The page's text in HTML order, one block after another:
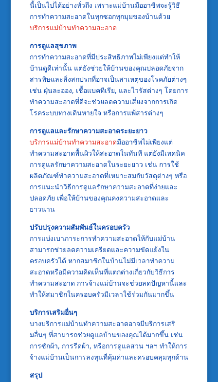
นี้เป็นไปได้อย่างทั่วถึง เพราะแม่บ้านมืออาชีพจะรู้วิธี
การทำความสะอาดในทุกซอกทุกมุมของบ้านด้วย
บริการแม่บ้านทำความสะอาด
การดูแลสุขภาพ
การทำความสะอาดที่มีประสิทธิภาพไม่เพียงแต่ทำให้
บ้านดูดีเท่านั้น แต่ยังช่วยให้บ้านของคุณปลอดภัยจาก
สารพิษและสิ่งสกปรกที่อาจเป็นสาเหตุของโรคภัยต่างๆ
เช่น ฝุ่นละออง, เชื้อแบคทีเรีย, และไวรัสต่างๆ โดยการ
ทำความสะอาดที่ดีจะช่วยลดความเสี่ยงจากการเกิด
โรคระบบทางเดินหายใจ หรือการแพ้สารต่างๆ
การดูแลและรักษาความสะอาดระยะยาว
บริการแม่บ้านทำความสะอาดมืออาชีพไม่เพียงแต่
ทำความสะอาดพื้นผิวให้สะอาดในทันที แต่ยังมีเทคนิค
การดูแลรักษาความสะอาดในระยะยาว เช่น การใช้
ผลิตภัณฑ์ทำความสะอาดที่เหมาะสมกับวัสดุต่างๆ หรือ
การแนะนำวิธีการดูแลรักษาความสะอาดที่ง่ายและ
ปลอดภัย เพื่อให้บ้านของคุณคงความสะอาดและ
ยาวนาน
ปรับปรุงความสัมพันธ์ในครอบครัว
การแบ่งเบาภาระการทำความสะอาดให้กับแม่บ้าน
สามารถช่วยลดความเครียดและความขัดแย้งใน
ครอบครัวได้ หากสมาชิกในบ้านไม่มีเวลาทำความ
สะอาดหรือมีความคิดเห็นที่แตกต่างเกี่ยวกับวิธีการ
ทำความสะอาด การจ้างแม่บ้านจะช่วยลดปัญหานี้และ
ทำให้สมาชิกในครอบครัวมีเวลาใช้ร่วมกันมากขึ้น
บริการเสริมอื่นๆ
บางบริการแม่บ้านทำความสะอาดอาจมีบริการเสริ
มอื่นๆ ที่สามารถช่วยดูแลบ้านของคุณได้มากขึ้น เช่น
การซักผ้า, การรีดผ้า, หรือการดูแลสวน ฯลฯ ทำให้การ
จ้างแม่บ้านเป็นการลงทุนที่คุ้มค่าและครอบคลุมทุกด้าน
สรุป